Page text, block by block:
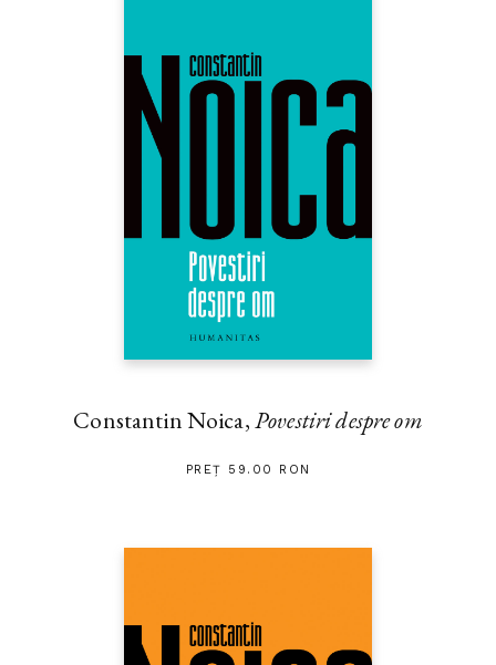
Constantin Noica,Povestiri despre om
PREȚ 59.00 RON